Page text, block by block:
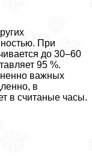
При
до 30–60
95 %.
важных
в
в считаные часы.